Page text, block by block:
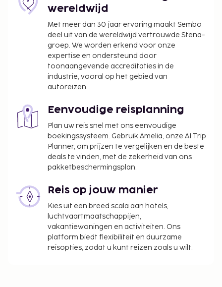
27 november 2025 tot 4 januari 2026 gesloten
(datums kunnen wijzigen).
De volgende kosten dienen bij de accommodatie te
worden betaald. De kosten kunnen inclusief
toepasselijke belastingen zijn:
Borgsom: EUR 200 per verblijf
De stad heft de volgende belasting: EUR 2.82
van toepassing op kinderen die jonger zijn dan
18 jaar.
We hebben alle kosten vermeld die de
accommodatie aan ons heeft doorgegeven.
Toeslag voor het continentaal ontbijt: ca. EUR 11
Toeslag voor overdekt parkeren: EUR 20 per
nacht (onbeperkt in- en uitrijden)
Toeslag voor huisdieren: EUR 10 per huisdier, per
Assistentiedieren zijn vrijgesteld van toeslagen
wereldwijd
Met meer dan 30 jaar ervaring maakt Sembo
deel uit van de wereldwijd vertrouwde Stena-
groep. We worden erkend voor onze
expertise en ondersteund door
toonaangevende accreditaties in de
industrie, vooral op het gebied van
autoreizen.
Eenvoudige reisplanning
Plan uw reis snel met ons eenvoudige
boekingssysteem. Gebruik Amelia, onze AI Trip
Planner, om prijzen te vergelijken en de beste
deals te vinden, met de zekerheid van ons
pakketbeschermingsplan.
Reis op jouw manier
Kies uit een breed scala aan hotels,
luchtvaartmaatschappijen,
vakantiewoningen en activiteiten. Ons
platform biedt flexibiliteit en duurzame
reisopties, zodat u kunt reizen zoals u wilt.